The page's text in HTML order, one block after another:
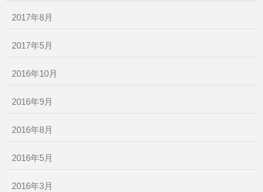
2017年8月
2017年5月
2016年10月
2016年9月
2016年8月
2016年5月
2016年3月